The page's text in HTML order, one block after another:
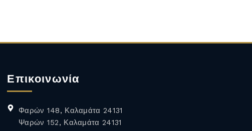
Επικοινωνία
Φαρών 148, Καλαμάτα 24131
Ψαρών 152, Καλαμάτα 24131